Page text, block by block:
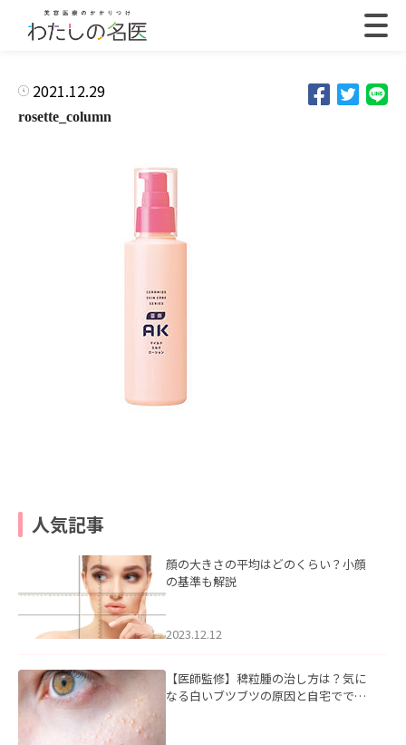
2021.12.29
rosette_column
人気記事
顔の大きさの平均はどのくらい？小顔
の基準も解説
2023.12.12
【医師監修】稗粒腫の治し方は？気に
なる白いブツブツの原因と自宅ででき